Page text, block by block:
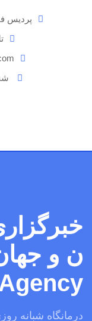
پردیس فاز 2 ، ضلع شمال غربی
درمانگاه شبانه